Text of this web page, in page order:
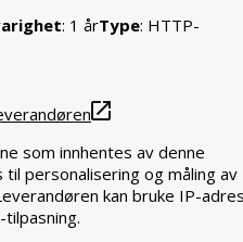
: 1 årType: HTTP-
som innhentes av denne
personalisering og måling av
kan bruke IP-